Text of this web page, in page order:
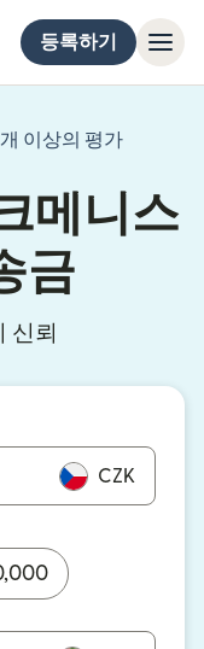
등록하기
이상의 평가
메니스
금
신뢰
CZK